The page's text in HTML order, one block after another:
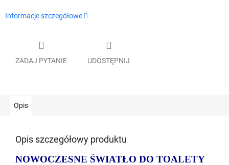
Informacje szczegółowe
ZADAJ PYTANIE UDOSTĘPNIJ
Opis
Opis szczegółowy produktu
NOWOCZESNE ŚWIATŁO DO TOALETY